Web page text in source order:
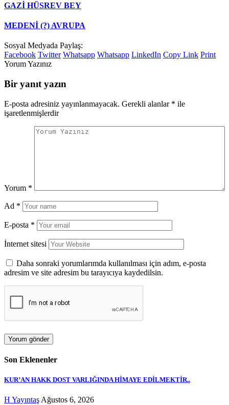
GAZİ HÜSREV BEY
MEDENİ (?) AVRUPA
Sosyal Medyada Paylaş:
Facebook Twitter Whatsapp Whatsapp LinkedIn Copy Link Print
Yorum Yazınız
Bir yanıt yazın
E-posta adresiniz yayınlanmayacak. Gerekli alanlar * ile
işaretlenmişlerdir
Yorum *
Ad *
E-posta *
İnternet sitesi
Daha sonraki yorumlarımda kullanılması için adım, e-posta
adresim ve site adresim bu tarayıcıya kaydedilsin.
Son Eklenenler
KUR’AN HAKK DOST VARLIĞINDA HİMAYE EDİLMEKTİR..
H Yayıntaş Ağustos 6, 2026